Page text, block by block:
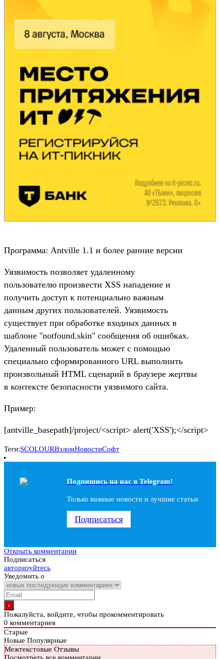
Программа: Antville 1.1 и более ранние версии
Уязвимость позволяет удаленному
пользователю произвести XSS нападение и
получить доступ к потенциально важным
данным других пользователей. Уязвимость
существует при обработке входных данных в
шаблоне "notfound.skin" сообщения об ошибках.
Удаленный пользователь может с помощью
специально сформированного URL выполнить
произвольный HTML сценарий в браузере жертвы
в контексте безопасности уязвимого сайта.
Пример:
[antville_basepath]/project/<script> alert('XSS');</script>
Теги:SCOLOURВзломНовостиСофт
Подпишись на наc в Telegram!
Только важные новости и лучшие статьи
Подписаться
Открыть комментарии
Подписаться
авторизуйтесь
Уведомить о
Пожалуйста, войдите, чтобы прокомментировать
0 комментариев
Старые
Новые Популярные
Межтекстовые Отзывы